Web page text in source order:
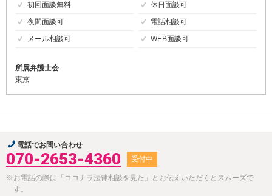
初回面談無料
休日面談可
夜間面談可
電話相談可
メール相談可
WEB面談可
所属弁護士会
東京
電話でお問い合わせ
070-2653-4360 受付中
※お電話の際は「ココナラ法律相談を見た」とお伝えいただくとスムーズで
す。